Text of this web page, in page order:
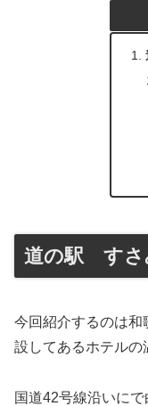
道の駅 すさ
今回紹介するのは和
設してあるホテルの
国道42号線沿いに